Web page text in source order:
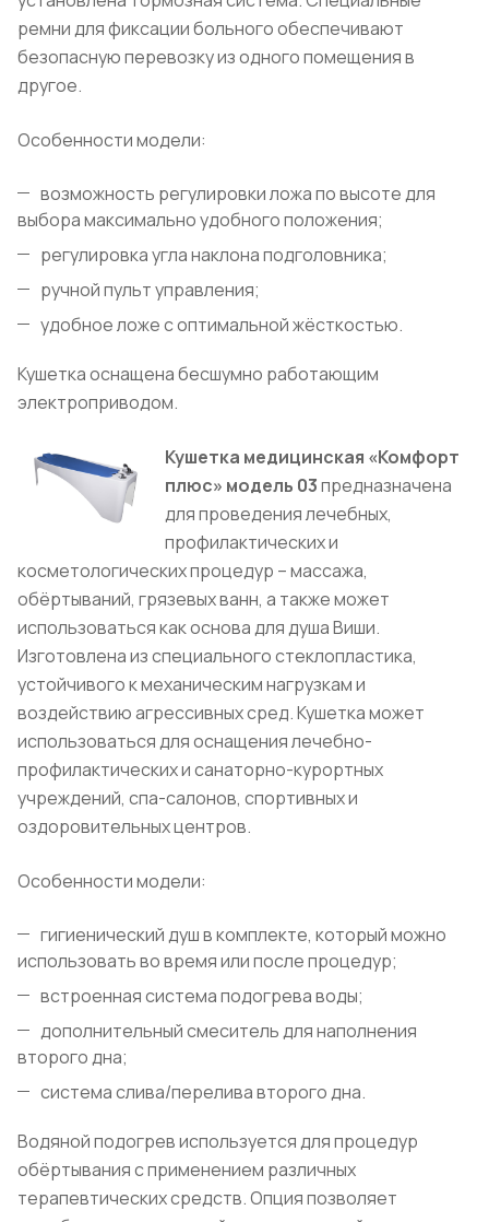
ремни для фиксации больного обеспечивают
безопасную перевозку из одного помещения в
другое.
Особенности модели:
возможность регулировки ложа по высоте для
выбора максимально удобного положения;
регулировка угла наклона подголовника;
ручной пульт управления;
удобное ложе с оптимальной жёсткостью.
Кушетка оснащена бесшумно работающим
электроприводом.
Кушетка медицинская «Комфорт
плюс» модель 03предназначена
для проведения лечебных,
профилактических и
косметологических процедур – массажа,
обёртываний, грязевых ванн, а также может
использоваться как основа для душа Виши.
Изготовлена из специального стеклопластика,
устойчивого к механическим нагрузкам и
воздействию агрессивных сред. Кушетка может
использоваться для оснащения лечебно-
профилактических и санаторно-курортных
учреждений, спа-салонов, спортивных и
оздоровительных центров.
Особенности модели:
гигиенический душ в комплекте, который можно
использовать во время или после процедур;
встроенная система подогрева воды;
дополнительный смеситель для наполнения
второго дна;
система слива/перелива второго дна.
Водяной подогрев используется для процедур
обёртывания с применением различных
терапевтических средств. Опция позволяет